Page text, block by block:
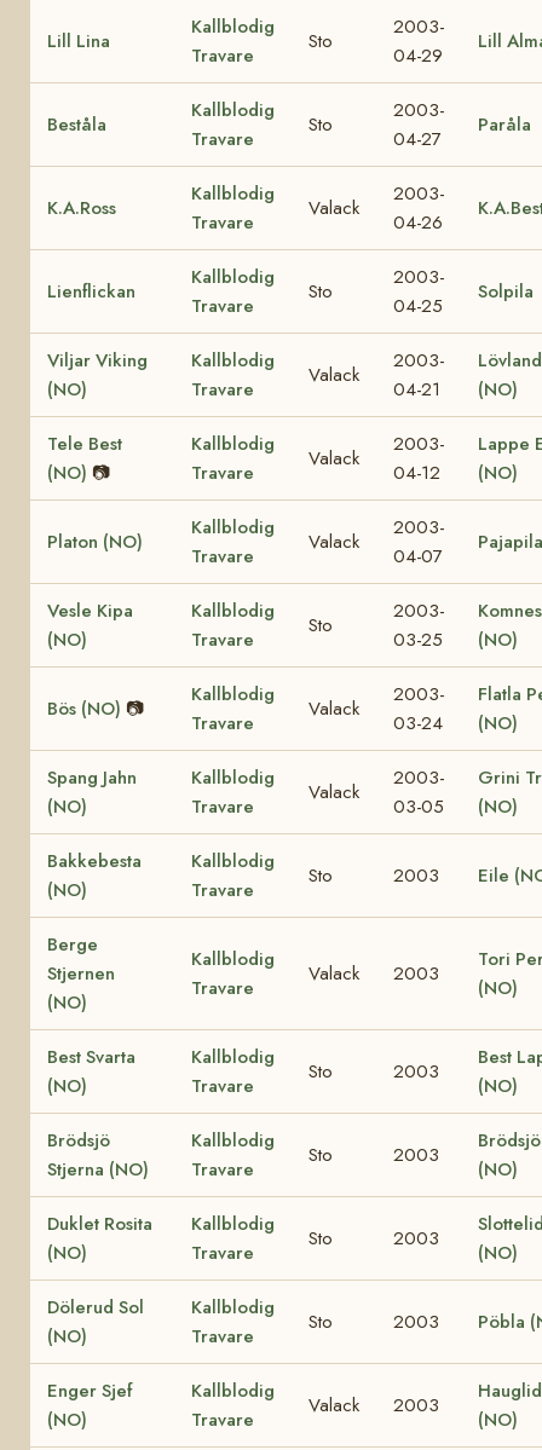
Lill Lina
Kallblodig
Travare
Sto
2003-
04-29
Lill
Beståla
Kallblodig
Travare
Sto
2003-
04-27
Paråla
K.A.Ross
Kallblodig
Travare
Valack
2003-
04-26
Lienflickan
Kallblodig
Travare
Sto
2003-
04-25
Solpila
Viljar Viking
(NO)
Kallblodig
Travare
Valack
2003-
04-21
(NO)
Tele Best
(NO) 📷
Kallblodig
Travare
Valack
2003-
04-12
Lappe
(NO)
Platon (NO)
Kallblodig
Travare
Valack
2003-
04-07
Vesle Kipa
(NO)
Kallblodig
Travare
Sto
2003-
03-25
(NO)
Bös (NO) 📷
Kallblodig
Travare
Valack
2003-
03-24
Flatla
(NO)
Spang Jahn
(NO)
Kallblodig
Travare
Valack
2003-
03-05
Grini
(NO)
Bakkebesta
(NO)
Kallblodig
Travare
Sto 2003 Eile
Berge
Stjernen
(NO)
Kallblodig
Travare
Valack 2003
Tori
(NO)
Best Svarta
(NO)
Kallblodig
Travare
Sto 2003
Best
(NO)
Brödsjö
Stjerna (NO)
Kallblodig
Travare
Sto 2003
(NO)
Duklet Rosita
(NO)
Kallblodig
Travare
Sto 2003
(NO)
Dölerud Sol
(NO)
Kallblodig
Travare
Sto 2003 Pöbla
Enger Sjef
(NO)
Kallblodig
Travare
Valack 2003
(NO)